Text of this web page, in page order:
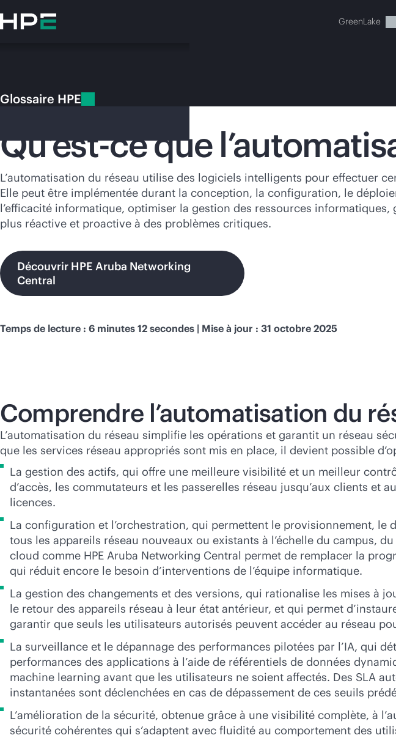
au
contenu
GreenLake
Votre panier
Rendez-vous dans la boutique
Glossaire HPE
Qu’est-ce que
L’automatisation du réseau utilise des logiciels intelligents pour effectuer
Elle peut être implémentée durant la conception, la configuration, le
l’efficacité informatique, optimiser la gestion des ressources
plus réactive et proactive à des problèmes critiques.
Découvrir HPE Aruba Networking
Central
Temps de lecture : 6 minutes 12 secondes | Mise à jour : 31 octobre 2025
Comprendre l’automatisation du
L’automatisation du réseau simplifie les opérations et garantit un réseau
que les services réseau appropriés sont mis en place, il devient possible
La gestion des actifs, qui offre une meilleure visibilité et un meilleur
d’accès, les commutateurs et les passerelles réseau jusqu’aux clients
licences.
La configuration et l’orchestration, qui permettent le provisionnement,
tous les appareils réseau nouveaux ou existants à l’échelle du campus,
cloud comme HPE Aruba Networking Central permet de remplacer la
qui réduit encore le besoin d’interventions de l’équipe informatique.
La gestion des changements et des versions, qui rationalise les mises à
le retour des appareils réseau à leur état antérieur, et qui permet
garantir que seuls les utilisateurs autorisés peuvent accéder au réseau
La surveillance et le dépannage des performances pilotées par l’IA, qui
performances des applications à l’aide de référentiels de données
machine learning avant que les utilisateurs ne soient affectés. Des SLA
instantanées sont déclenchées en cas de dépassement de ces seuils
L’amélioration de la sécurité, obtenue grâce à une visibilité complète, à
sécurité cohérentes qui s’adaptent avec fluidité au comportement des